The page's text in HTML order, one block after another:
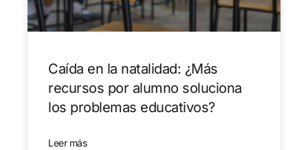
Caída en la natalidad: ¿Más
recursos por alumno soluciona
los problemas educativos?
Leer más